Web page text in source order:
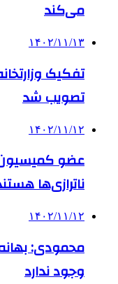
می‌کند
۱۴۰۲/۱۱/۱۳
تفکیک
تصویب شد
۱۴۰۲/۱۱/۱۲
عضو کمیسیون
ناترازی‌ها
۱۴۰۲/۱۱/۱۲
محمودی:
وجود ندارد